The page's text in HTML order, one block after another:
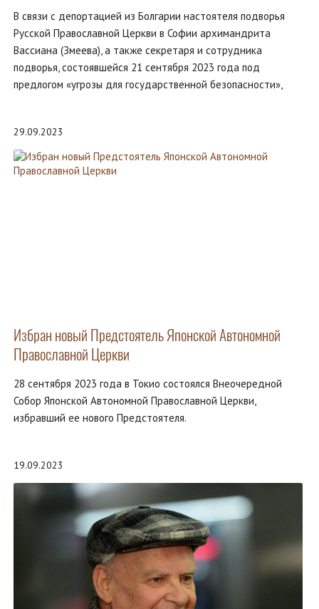
В связи с депортацией из Болгарии настоятеля подворья
Русской Православной Церкви в Софии архимандрита
Вассиана (Змеева), а также секретаря и сотрудника
подворья, состоявшейся 21 сентября 2023 года под
предлогом «угрозы для государственной безопасности»,
29.09.2023
Избран новый Предстоятель Японской Автономной
Православной Церкви
28 сентября 2023 года в Токио состоялся Внеочередной
Собор Японской Автономной Православной Церкви,
избравший ее нового Предстоятеля.
19.09.2023